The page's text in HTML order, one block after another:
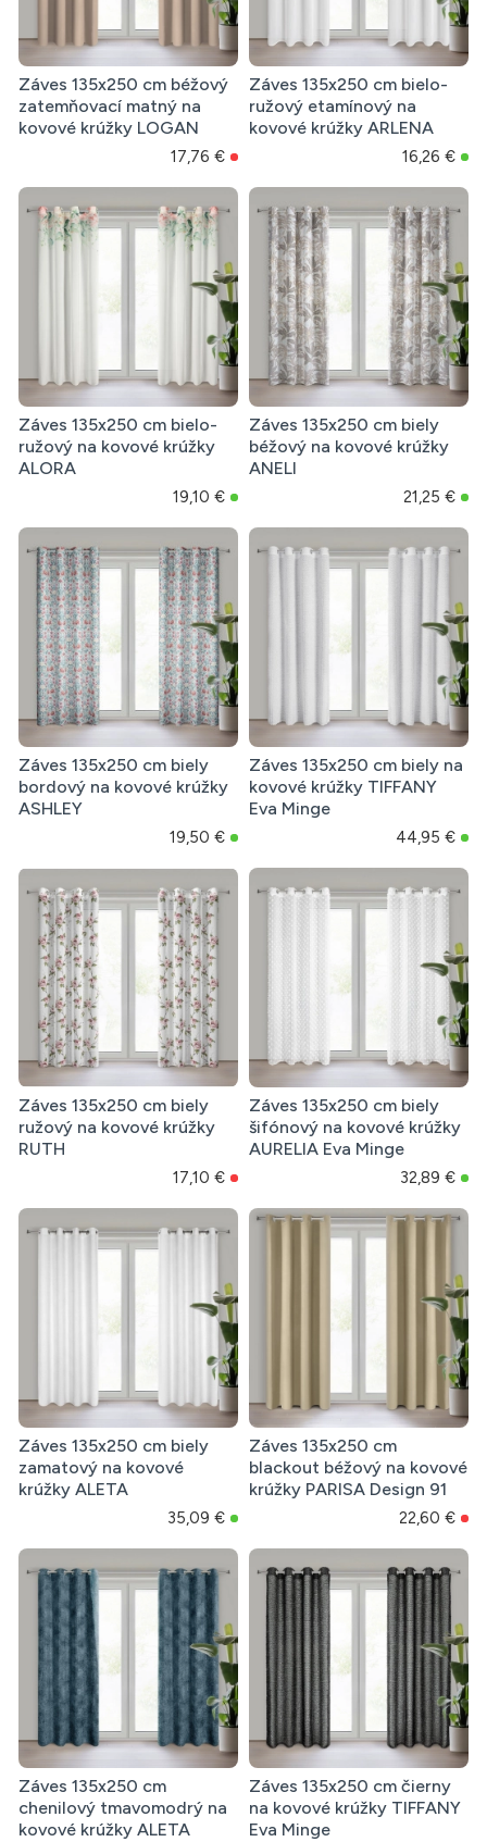
Záves 135x250 cm béžový
zatemňovací matný na
kovové krúžky LOGAN
17,76 €
Záves 135x250 cm bielo-
ružový etamínový na
kovové krúžky ARLENA
16,26 €
Záves 135x250 cm bielo-
ružový na kovové krúžky
ALORA
19,10 €
Záves 135x250 cm biely
béžový na kovové krúžky
ANELI
21,25 €
Záves 135x250 cm biely
bordový na kovové krúžky
ASHLEY
19,50 €
Záves 135x250 cm biely na
kovové krúžky TIFFANY
Eva Minge
44,95 €
Záves 135x250 cm biely
ružový na kovové krúžky
RUTH
17,10 €
Záves 135x250 cm biely
šifónový na kovové krúžky
AURELIA Eva Minge
32,89 €
Záves 135x250 cm biely
zamatový na kovové
krúžky ALETA
35,09 €
Záves 135x250 cm
blackout béžový na kovové
krúžky PARISA Design 91
22,60 €
Záves 135x250 cm
chenilový tmavomodrý na
kovové krúžky ALETA
Záves 135x250 cm čierny
na kovové krúžky TIFFANY
Eva Minge